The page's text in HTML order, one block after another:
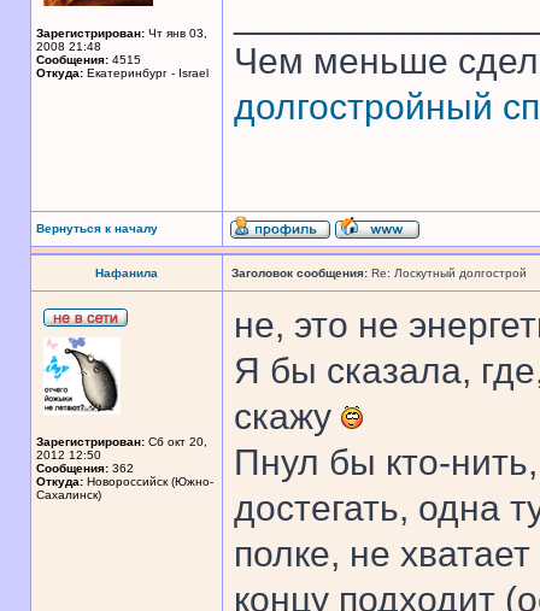
Зарегистрирован: Чт янв 03,
2008 21:48
Сообщения: 4515
Откуда: Екатеринбург - Israel
Чем меньше
долгостройный
Вернуться к началу
Нафанила Заголовок сообщения: Re: Лоскутный долгострой
Зарегистрирован: Сб окт 20,
2012 12:50
Сообщения: 362
Откуда: Новороссийск (Южно-
Сахалинск)
не, это не
Я бы сказала,
скажу
Пнул бы кто-
достегать, одна
полке, не
концу подходит